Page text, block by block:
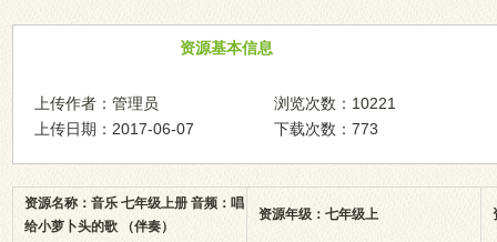
资源基本信息
上传作者：管理员
上传日期：2017-06-07
浏览次数：10221
下载次数：773
资源名称：音乐 七年级上册 音频：唱
给小萝卜头的歌 （伴奏）
资源年级：七年级上